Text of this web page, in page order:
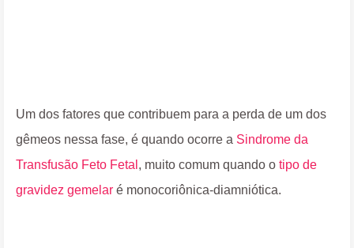
Um dos fatores que contribuem para a perda de um dos
gêmeos nessa fase, é quando ocorre a Sindrome da
Transfusão Feto Fetal , muito comum quando o tipo de
gravidez gemelar é monocoriônica-diamniótica.